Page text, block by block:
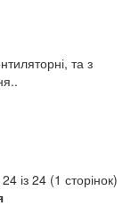
та з
із 24 (1 сторінок)